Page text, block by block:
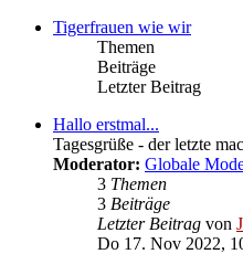
Tigerfrauen wie wir
Themen
Beiträge
Letzter Beitrag
Hallo erstmal...
Tagesgrüße - der letzte
Moderator: Globale
3 Themen
3 Beiträge
Letzter Beitrag von
Do 17. Nov 2022,